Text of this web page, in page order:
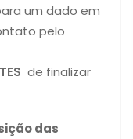
um dado em
pelo
de finalizar
das